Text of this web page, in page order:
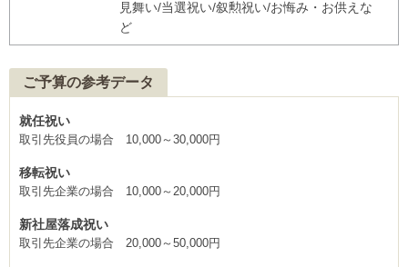
見舞い/当選祝い/叙勲祝い/お悔み・お供えな
ど
ご予算の参考データ
就任祝い
取引先役員の場合 10,000～30,000円
移転祝い
取引先企業の場合 10,000～20,000円
新社屋落成祝い
取引先企業の場合 20,000～50,000円